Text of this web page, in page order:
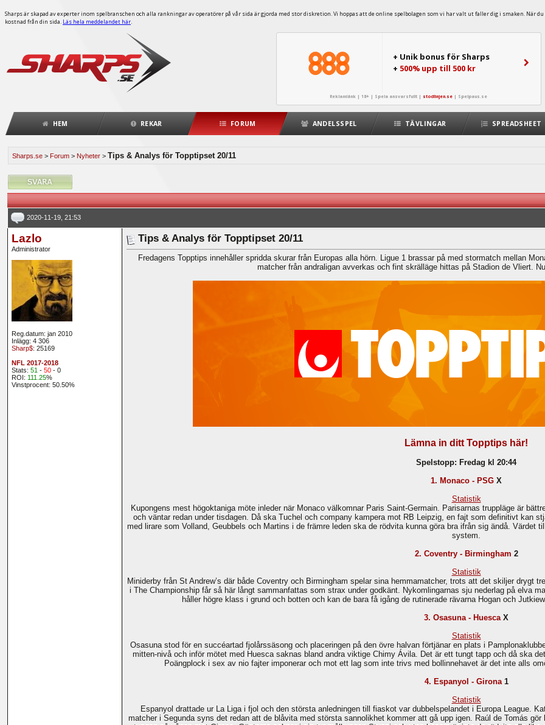
Sharps är skapad av experter inom spelbranschen och alla rankningar av operatörer på vår sida är gjorda med stor diskretion. Vi hoppas att de online spelbolagen som vi har valt ut faller dig i smaken. När
kostnad från din sida. Läs hela meddelandet här.
+ Unik bonus för Sharps
+ 500% upp till 500 kr
Reklamlänk | 18+ | Spela ansvarsfullt | stodlinjen.se | Spelpaus.se
HEM REKAR FORUM ANDELSSPEL TÄVLINGAR SPREADSHEET
Sharps.se > Forum > Nyheter > Tips & Analys för Topptipset 20/11
2020-11-19, 21:53
Lazlo
Administrator
Reg.datum: jan 2010
Inlägg: 4 306
Sharp$: 25169
NFL 2017-2018
Stats: 51 - 50- 0
ROI: 111.25%
Vinstprocent: 50.50%
Tips & Analys för Topptipset 20/11
Fredagens Topptips innehåller spridda skurar från Europas alla hörn. Ligue 1 brassar på med stormatch mellan
matcher från andraligan avverkas och fint skrälläge hittas på Stadion de Vliert.
Lämna in ditt Topptips här!
Spelstopp: Fredag kl 20:44
1. Monaco - PSG X
Statistik
Kupongens mest högoktaniga möte inleder när Monaco välkomnar Paris Saint-Germain. Parisarnas truppläge är
och väntar redan under tisdagen. Då ska Tuchel och company kampera mot RB Leipzig, en fajt som definitivt kan
med lirare som Volland, Geubbels och Martins i de främre leden ska de rödvita kunna göra bra ifrån sig ändå. Värdet
system.
2. Coventry - Birmingham 2
Statistik
Miniderby från St Andrew’s där både Coventry och Birmingham spelar sina hemmamatcher, trots att det skiljer drygt
i The Championship får så här långt sammanfattas som strax under godkänt. Nykomlingarnas sju nederlag på elva
håller högre klass i grund och botten och kan de bara få igång de rutinerade rävarna Hogan och
3. Osasuna - HuescaX
Statistik
Osasuna stod för en succéartad fjolårssäsong och placeringen på den övre halvan förtjänar en plats i
mitten-nivå och inför mötet med Huesca saknas bland andra viktige Chimy Ávila. Det är ett tungt tapp och då ska
Poängplock i sex av nio fajter imponerar och mot ett lag som inte trivs med bollinnehavet är det inte alls
4. Espanyol - Girona1
Statistik
Espanyol drattade ur La Liga i fjol och den största anledningen till fiaskot var dubbelspelandet i Europa League.
matcher i Segunda syns det redan att de blåvita med största sannolikhet kommer att gå upp igen. Raúl de Tomás